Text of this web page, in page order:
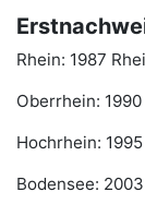
Rhein: 1987
Oberrhein:
Hochrhein:
Bodensee: